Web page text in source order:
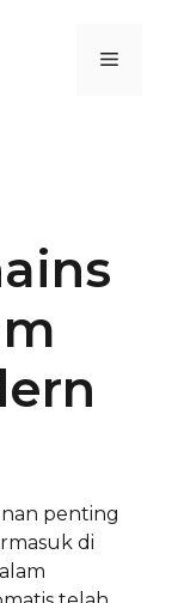
Menu
penting
di